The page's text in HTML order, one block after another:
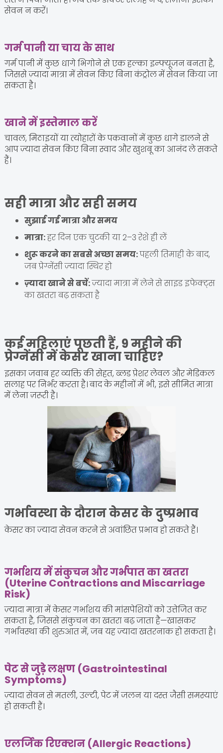
सेवन न करें।
गर्म पानी या चाय के साथ
गर्म पानी में कुछ धागे भिगोने से एक हल्का इन्फ्यूजन बनता है,
जिससे ज़्यादा मात्रा में सेवन किए बिना कंट्रोल में सेवन किया जा
सकता है।
खाने में इस्तेमाल करें
चावल, मिठाइयों या त्योहारों के पकवानों में कुछ धागे डालने से
आप ज़्यादा सेवन किए बिना स्वाद और खुशबू का आनंद ले सकते
हैं।
सही मात्रा और सही समय
सुझाई गई मात्रा और समय
मात्रा:हर दिन एक चुटकी या 2–3 रेशे ही लें
शुरू करने का सबसे अच्छा समय:पहली तिमाही के बाद,
जब प्रेग्नेंसी ज़्यादा स्थिर हो
ज़्यादा खाने से बचें:ज़्यादा मात्रा में लेने से साइड इफेक्ट्स
का खतरा बढ़ सकता है
कई महिलाएं पूछती हैं, 9 महीने की
प्रेग्नेंसी में केसर खाना चाहिए?
इसका जवाब हर व्यक्ति की सेहत, ब्लड प्रेशर लेवल और मेडिकल
सलाह पर निर्भर करता है। बाद के महीनों में भी, इसे सीमित मात्रा
में लेना ज़रूरी है।
गर्भावस्था के दौरान केसर के दुष्प्रभाव
केसर का ज़्यादा सेवन करने से अवांछित प्रभाव हो सकते हैं।
गर्भाशय में संकुचन और गर्भपात का खतरा
(Uterine Contractions and Miscarriage
Risk)
ज़्यादा मात्रा में केसर गर्भाशय की मांसपेशियों को उत्तेजित कर
सकता है, जिससे संकुचन का खतरा बढ़ जाता है—खासकर
गर्भावस्था की शुरुआत में, जब यह ज़्यादा खतरनाक हो सकता है।
पेट से जुड़े लक्षण (Gastrointestinal
Symptoms)
ज़्यादा सेवन से मतली, उल्टी, पेट में जलन या दस्त जैसी समस्याएं
हो सकती हैं।
एलर्जिक रिएक्शन (Allergic Reactions)